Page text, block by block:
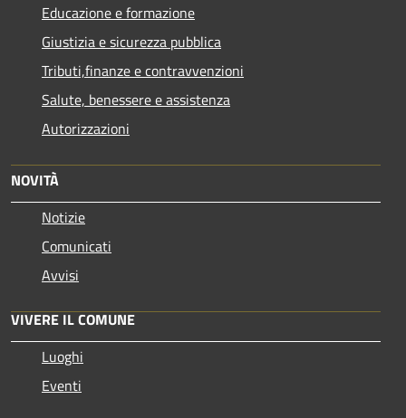
Educazione e formazione
Giustizia e sicurezza pubblica
Tributi,finanze e contravvenzioni
Salute, benessere e assistenza
Autorizzazioni
NOVITÀ
Notizie
Comunicati
Avvisi
VIVERE IL COMUNE
Luoghi
Eventi